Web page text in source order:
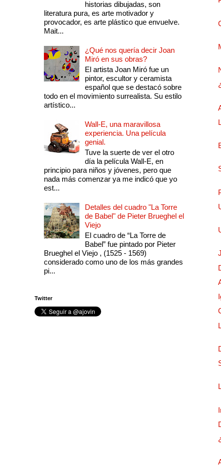
historias dibujadas, son
literatura pura, es arte motivador y
provocador, es arte plástico que envuelve.
Mait...
¿Qué nos quería decir Joan
Miró en sus obras?
El artista Joan Miró fue un
pintor, escultor y ceramista
español que se destacó sobre
todo en el movimiento surrealista. Su estilo
artístico...
Wall-E, una maravillosa
experiencia. Una película
genial.
Tuve la suerte de ver el otro
día la película Wall-E, en
principio para niños y jóvenes, pero que
nada más comenzar ya me indicó que yo
est...
Detalles del cuadro "La Torre
de Babel" de Pieter Brueghel el
Viejo
El cuadro de “La Torre de
Babel” fue pintado por Pieter
Brueghel el Viejo , (1525 - 1569)
considerado como uno de los más grandes
pi...
Twitter